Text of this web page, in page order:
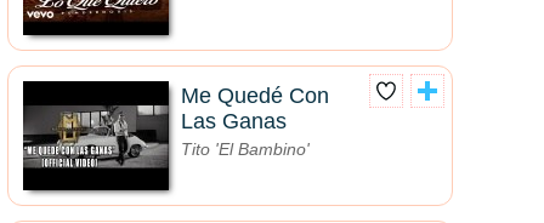
Me Quedé Con
Las Ganas
Tito 'El Bambino'